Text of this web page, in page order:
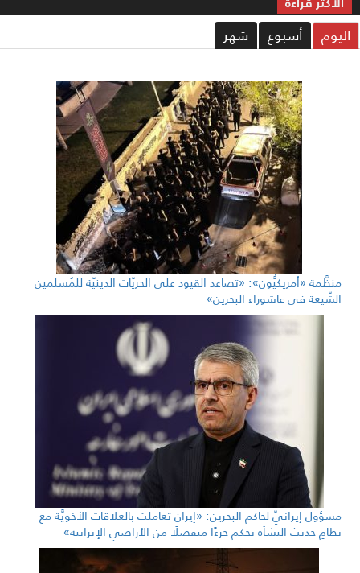
أسبوع شهر
منظَّمة «أمريكيُّون»: «تصاعد القيود على الحريّات الدينيّة للمُسلمين
الشّيعة في عاشوراء البحرين»
مسؤول إيرانيّ لحاكم البحرين: «إيران تعاملت بالعلاقات الأخويَّة مع
نظامٍ حديث النشأة يحكم جزءًا منفصلًا من الأراضي الإيرانية»